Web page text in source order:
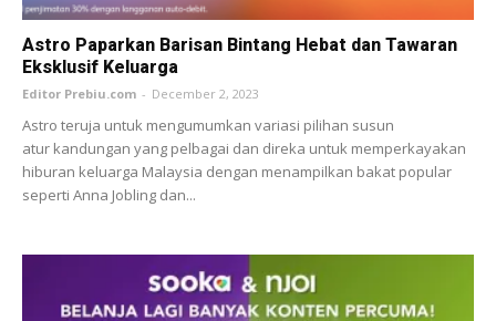
Astro Paparkan Barisan Bintang Hebat dan Tawaran
Eksklusif Keluarga
Editor Prebiu.com - December 2, 2023
Astro teruja untuk mengumumkan variasi pilihan susun
atur kandungan yang pelbagai dan direka untuk memperkayakan
hiburan keluarga Malaysia dengan menampilkan bakat popular
seperti Anna Jobling dan...